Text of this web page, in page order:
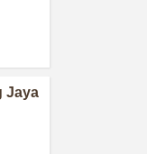
Jaya